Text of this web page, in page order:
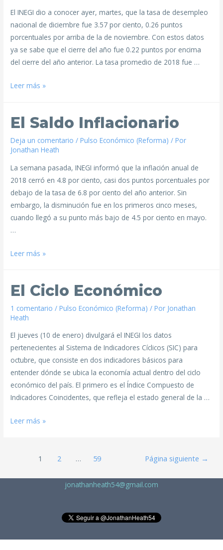
El INEGI dio a conocer ayer, martes, que la tasa de desempleo
nacional de diciembre fue 3.57 por ciento, 0.26 puntos
porcentuales por arriba de la de noviembre. Con estos datos
ya se sabe que el cierre del año fue 0.22 puntos por encima
del cierre del año anterior. La tasa promedio de 2018 fue …
Leer más »
El Saldo Inflacionario
Deja un comentario /Pulso Económico (Reforma) / Por
Jonathan Heath
La semana pasada, INEGI informó que la inflación anual de
2018 cerró en 4.8 por ciento, casi dos puntos porcentuales por
debajo de la tasa de 6.8 por ciento del año anterior. Sin
embargo, la disminución fue en los primeros cinco meses,
cuando llegó a su punto más bajo de 4.5 por ciento en mayo.
…
Leer más »
El Ciclo Económico
1 comentario /Pulso Económico (Reforma) / Por Jonathan
Heath
El jueves (10 de enero) divulgará el INEGI los datos
pertenecientes al Sistema de Indicadores Cíclicos (SIC) para
octubre, que consiste en dos indicadores básicos para
entender dónde se ubica la economía actual dentro del ciclo
económico del país. El primero es el Índice Compuesto de
Indicadores Coincidentes, que refleja el estado general de la …
Leer más »
1 2 … 59 Página siguiente →
jonathanheath54@gmail.com